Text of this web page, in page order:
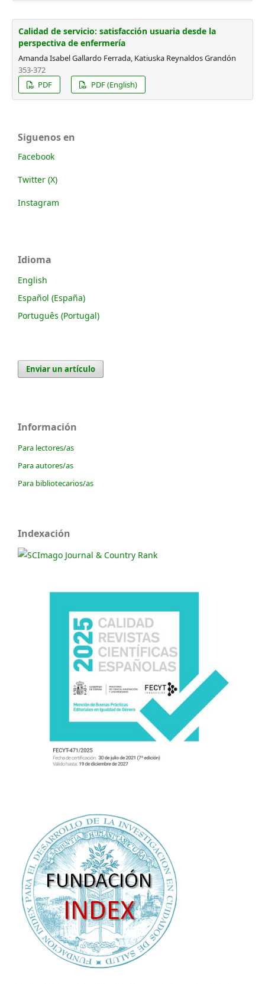
Calidad de servicio: satisfacción usuaria desde la
perspectiva de enfermería
Amanda Isabel Gallardo Ferrada, Katiuska Reynaldos Grandón
353-372
PDF
PDF (English)
Siguenos en
Facebook
Twitter (X)
Instagram
Idioma
English
Español (España)
Português (Portugal)
Enviar un artículo
Información
Para lectores/as
Para autores/as
Para bibliotecarios/as
Indexación